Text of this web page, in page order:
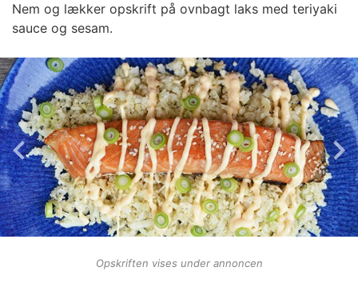
Nem og lækker opskrift på ovnbagt laks med teriyaki
sauce og sesam.
Opskriften vises under annoncen